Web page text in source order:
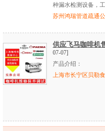
种漏水检测设备，
苏州鸿瑞管道疏通
供应飞马咖啡机
07-07]
产品介绍：
上海市长宁区贝勒